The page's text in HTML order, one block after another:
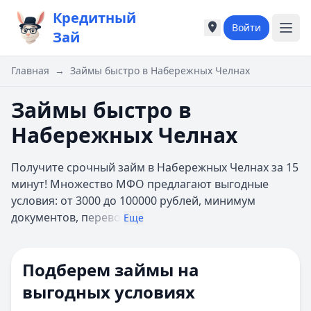
Кредитный
Зай
Города России
Москва
А
Б
Барнаул
Белгород
Города России
Москва
А
Б
Барнаул
Белгород
Войти
Главная → Займы быстро в Набережных Челнах
Займы быстро в
Набережных Челнах
Получите срочный займ в Набережных Челнах за 15
минут! Множество МФО предлагают выгодные
условия: от 3000 до 100000 рублей, минимум
документов, перево Еще
Подберем займы на
выгодных условиях